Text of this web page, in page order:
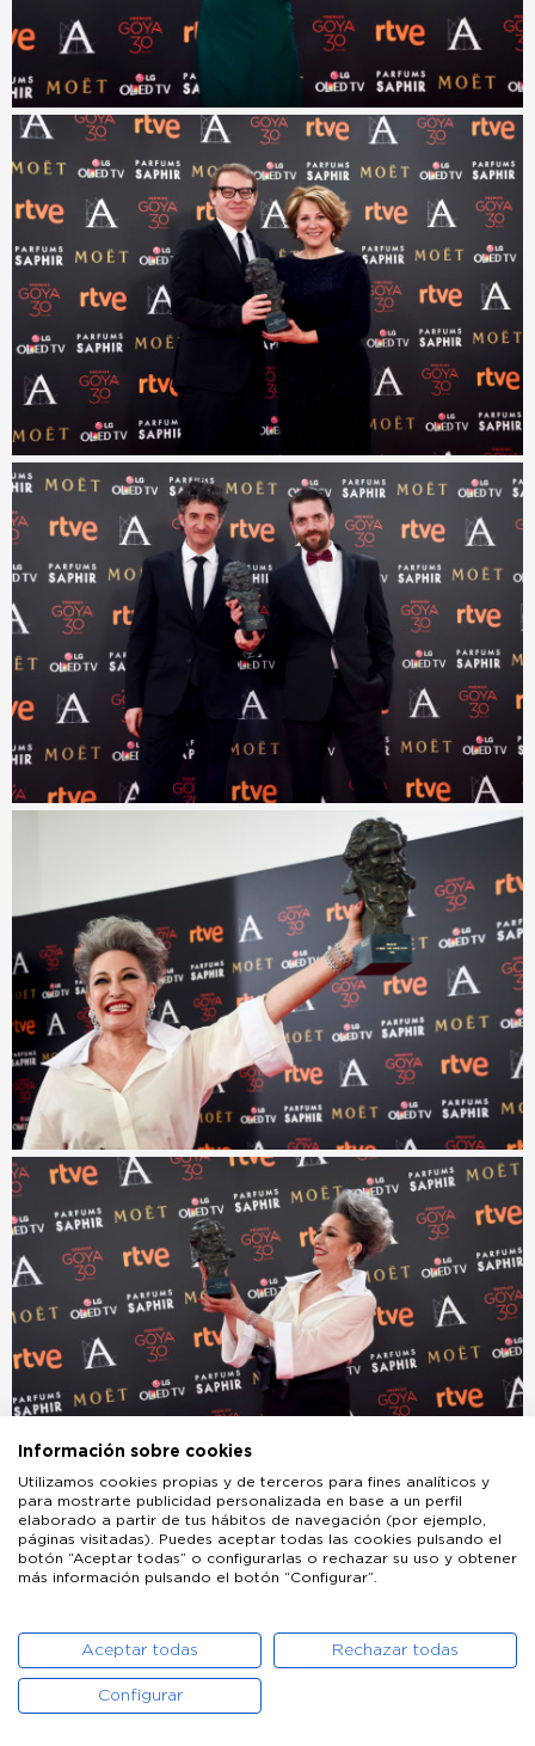
Información sobre cookies
Utilizamos cookies propias y de terceros para fines analíticos y
para mostrarte publicidad personalizada en base a un perfil
elaborado a partir de tus hábitos de navegación (por ejemplo,
páginas visitadas). Puedes aceptar todas las cookies pulsando el
botón “Aceptar todas” o configurarlas o rechazar su uso y obtener
más información pulsando el botón “Configurar”.
Aceptar todas Rechazar todas
Configurar